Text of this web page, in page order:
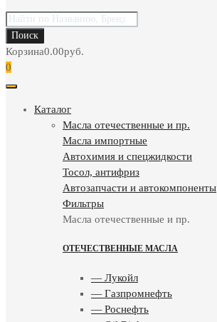
Поиск
товаров
Поиск
Корзина0.00руб.
0
Каталог
Масла отечественные и пр.
Масла импортные
Автохимия и спецжидкости
Тосол, антифриз
Автозапчасти и автокомпоненты
Фильтры
Масла отечественные и пр.
ОТЕЧЕСТВЕННЫЕ МАСЛА
— Лукойл
— Газпромнефть
— Роснефть